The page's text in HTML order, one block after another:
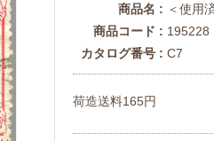
商品名 : ＜使用
商品コード : 195228
カタログ番号 : C7
荷造送料165円